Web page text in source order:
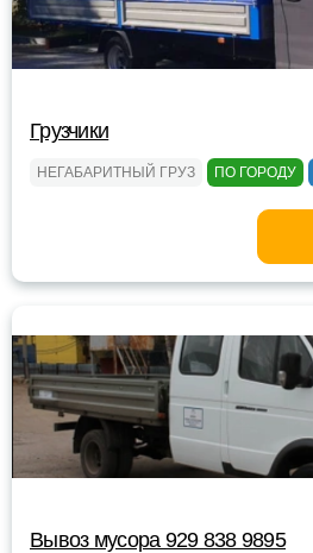
Грузчики
НЕГАБАРИТНЫЙ ГРУЗ ПО ГОРОДУ
Вывоз мусора 929 838 9895